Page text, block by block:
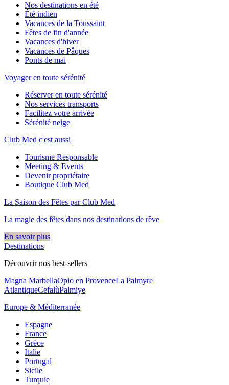
Nos destinations en été
Été indien
Vacances de la Toussaint
Fêtes de fin d'année
Vacances d'hiver
Vacances de Pâques
Ponts de mai
Voyager en toute sérénité
Réserver en toute sérénité
Nos services transports
Facilitez votre arrivée
Sérénité neige
Club Med c'est aussi
Tourisme Responsable
Meeting & Events
Devenir propriétaire
Boutique Club Med
La Saison des Fêtes par Club Med
La magie des fêtes dans nos destinations de rêve​
En savoir plus
Destinations
Découvrir nos best-sellers
Magna MarbellaOpio en ProvenceLa Palmyre
AtlantiqueCefalùPalmiye
Europe & Méditerranée
Espagne
France
Grèce
Italie
Portugal
Sicile
Turquie